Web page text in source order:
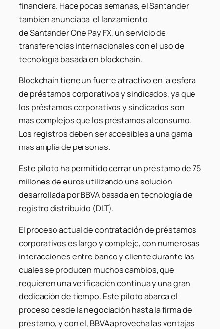
financiera. Hace pocas semanas, el Santander
también anunciaba el lanzamiento
deSantanderOne Pay FX, un servicio de
transferencias internacionales con el uso de
tecnología basada en blockchain.
Blockchain tiene un fuerte atractivo en la esfera
de préstamos corporativos y sindicados, ya que
los préstamos corporativos y sindicados son
más complejos que los préstamos al consumo.
Los registros deben ser accesibles a una gama
más amplia de personas.
Este piloto ha permitido cerrar un préstamo de 75
millones de euros utilizando una solución
desarrollada por BBVA basada en tecnología de
registro distribuido (DLT).
El proceso actual de contratación de préstamos
corporativos es largo y complejo, con numerosas
interacciones entre banco y cliente durante las
cuales se producen muchos cambios, que
requieren una verificación continua y una gran
dedicación de tiempo. Este piloto abarca el
proceso desde la negociación hasta la firma del
préstamo, y con él, BBVA aprovecha las ventajas